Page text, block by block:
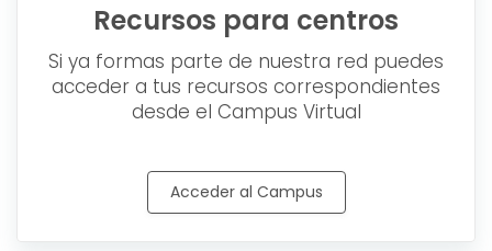
Recursos para centros
Si ya formas parte de nuestra red puedes
acceder a tus recursos correspondientes
desde el Campus Virtual
Acceder al Campus